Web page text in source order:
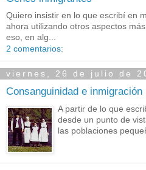
Quiero insistir en lo que escribí en
ahora utilizando otros aspectos
eso, en alg...
2 comentarios:
viernes, 26 de julio de
Consanguinidad e inmigración
A partir de lo que
desde un punto de
las poblaciones